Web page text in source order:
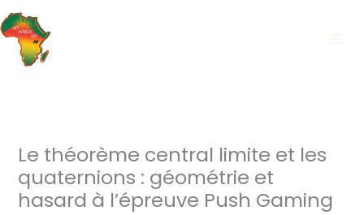
Skip
to
content
Le théorème central limite et les
quaternions : géométrie et
hasard à l’épreuve Push Gaming